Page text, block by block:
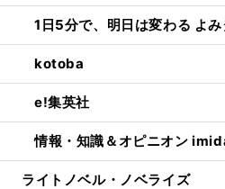
1日5分で、明日は変わる よ
kotoba
e!集英社
情報・知識＆オピニオン
ライトノベル・ノベライズ